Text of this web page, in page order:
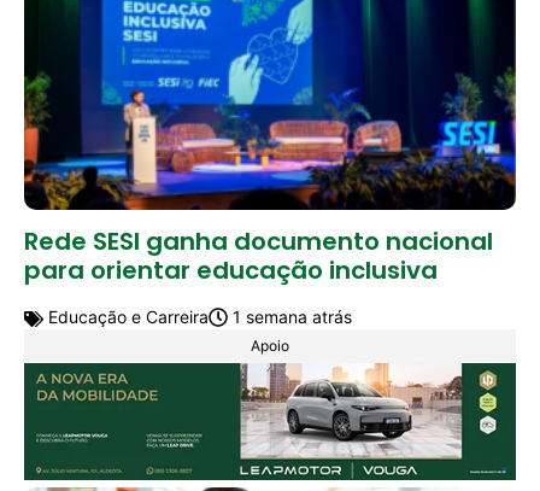
Rede SESI ganha documento nacional
para orientar educação inclusiva
Educação e Carreira 1 semana atrás
Apoio